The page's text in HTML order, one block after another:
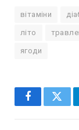
вітаміни
літо
ягоди
Facebook